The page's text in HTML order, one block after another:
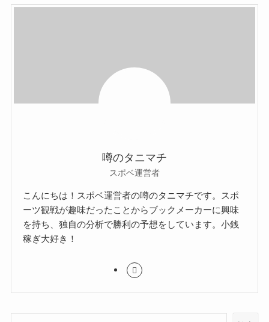
噂のタニマチ
スポベ運営者
こんにちは！スポベ運営者の噂のタニマチです。スポ
ーツ観戦が趣味だったことからブックメーカーに興味
を持ち、独自の分析で勝利の予想をしています。小銭
稼ぎ大好き！